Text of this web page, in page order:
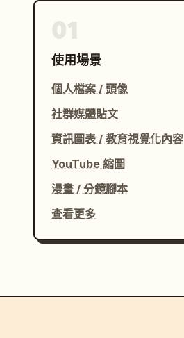
使用場景
個人檔案 / 頭像
社群媒體貼文
資訊圖表 / 教育視覺化內容
YouTube 縮圖
漫畫 / 分鏡腳本
查看更多